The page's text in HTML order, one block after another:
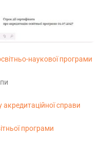
наукової програми
справи
програми